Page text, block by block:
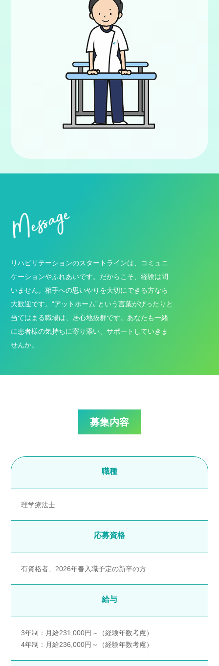
リハビリテーションのスタートラインは、コミュニ
ケーションやふれあいです。だからこそ、経験は問
いません。相手への思いやりを大切にできる方なら
大歓迎です。“アットホーム”という言葉がぴったりと
当てはまる職場は、居心地抜群です。あなたも一緒
に患者様の気持ちに寄り添い、サポートしていきま
せんか。
募集内容
職種
理学療法士
応募資格
有資格者、2026年春入職予定の新卒の方
給与
3年制：月給231,000円～（経験年数考慮）
4年制：月給236,000円～（経験年数考慮）